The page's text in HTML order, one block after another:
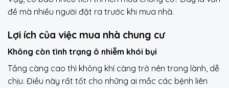
đề mà nhiều người đặt ra trước khi mua nhà.
Lợi ích của việc mua nhà chung cư
Không còn tình trạng ô nhiễm khói bụi
Tầng càng cao thì không khí càng trở nên trong lành, dễ
chịu. Điều này rất tốt cho những ai mắc các bệnh liên